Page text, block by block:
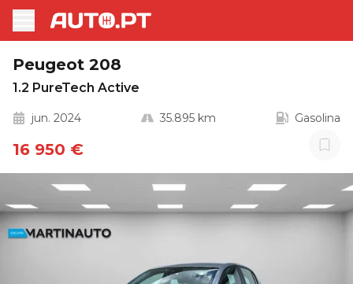
Peugeot 208
1.2 PureTech Active
jun. 2024 35.895 km Gasolina
16 950 €